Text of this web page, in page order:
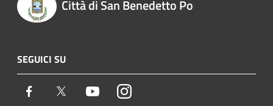
Città di San Benedetto Po
SEGUICI SU
Facebook Twitter YoutubeInstagram